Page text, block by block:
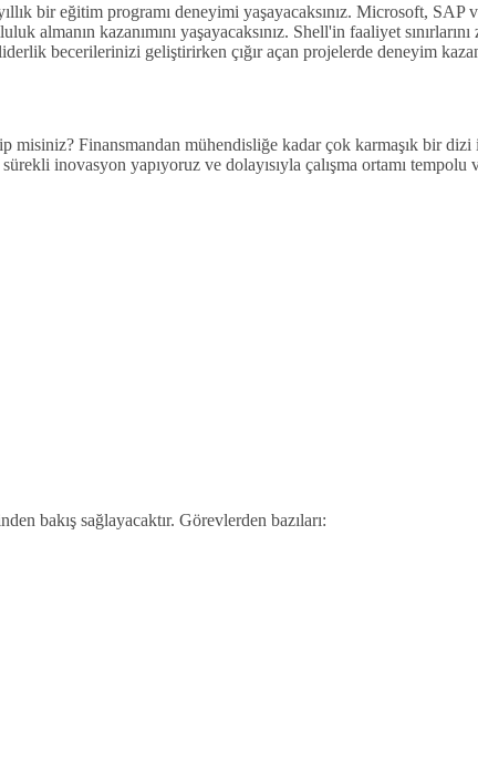
bir eğitim programı deneyimi yaşayacaksınız. Microsoft,
kazanımını yaşayacaksınız. Shell'in faaliyet
becerilerinizi geliştirirken çığır açan projelerde deneyim
misiniz? Finansmandan mühendisliğe kadar çok karmaşık bir
inovasyon yapıyoruz ve dolayısıyla çalışma ortamı tempolu
bakış sağlayacaktır. Görevlerden bazıları: